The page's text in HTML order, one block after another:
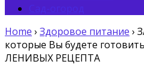
Home › Здоровое питание ›
которые Вы будете
ЛЕНИВЫХ РЕЦЕПТА